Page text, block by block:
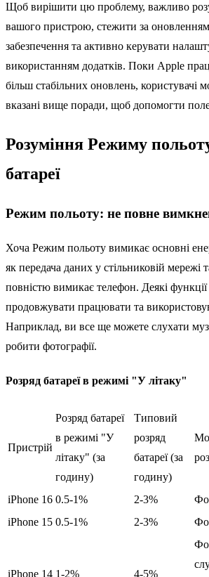
Щоб вирішити цю проблему, важливо
вашого пристрою, стежити за
забезпечення та активно керувати
використанням додатків. Поки Apple
більш стабільних оновлень, користувачі
вказані вище поради, щоб допомогти
Розуміння Режиму
батареї
Режим польоту: не повне
Хоча Режим польоту вимикає основні
як передача даних у стільниковій мережі
повністю вимикає телефон. Деякі
продовжувати працювати та
Наприклад, ви все ще можете слухати
робити фотографії.
Розряд батареї в режимі "У літаку"
Пристрій
Розряд батареї
в режимі "У
літаку" (за
годину)
Типовий
розряд
батареї (за
годину)
iPhone 16 0.5-1% 2-3%
iPhone 15 0.5-1% 2-3%
iPhone 14 1-2% 4-5%